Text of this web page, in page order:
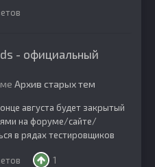
- официальный
Архив старых тем
августа будет закрытый
на форуме/сайте/
в рядах тестировщиков
1